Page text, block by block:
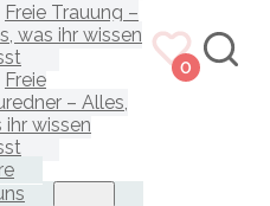
Freie Trauung –
was ihr wissen
Freie
– Alles,
ihr wissen
0